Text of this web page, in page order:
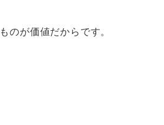
のが価値だからです。